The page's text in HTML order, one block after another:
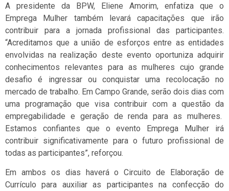
A presidente da BPW, Eliene Amorim, enfatiza que o
Emprega Mulher também levará capacitações que irão
contribuir para a jornada profissional das participantes.
“Acreditamos que a união de esforços entre as entidades
envolvidas na realização deste evento oportuniza adquirir
conhecimentos relevantes para as mulheres cujo grande
desafio é ingressar ou conquistar uma recolocação no
mercado de trabalho. Em Campo Grande, serão dois dias com
uma programação que visa contribuir com a questão da
empregabilidade e geração de renda para as mulheres.
Estamos confiantes que o evento Emprega Mulher irá
contribuir significativamente para o futuro profissional de
todas as participantes”, reforçou.
Em ambos os dias haverá o Circuito de Elaboração de
Currículo para auxiliar as participantes na confecção do